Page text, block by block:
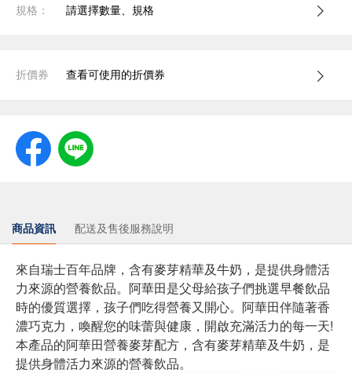
規格： 請選擇數量、規格
折價券 查看可使用的折價券
商品資訊 配送及售後服務說明
來自瑞士百年品牌，含有麥芽精華及牛奶，是提供身體活
力來源的營養飲品。阿華田是父母給孩子們挑選早餐飲品
時的優質選擇，孩子們吃得營養又開心。阿華田伴隨著香
濃巧克力，喚醒您的味蕾與健康，開啟充滿活力的每一天!
本產品的阿華田營養麥芽配方，含有麥芽精華及牛奶，是
提供身體活力來源的營養飲品。